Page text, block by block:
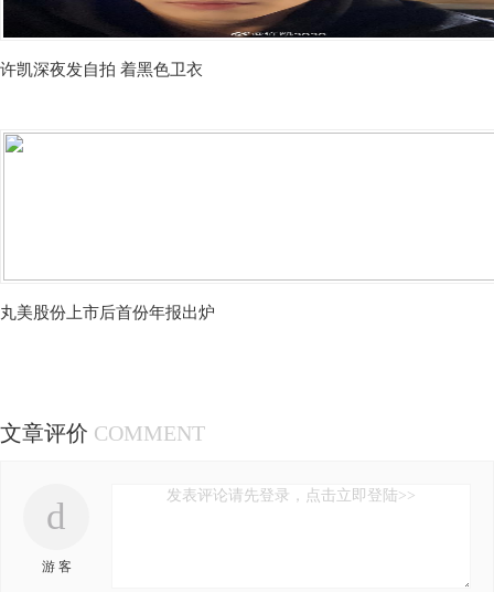
许凯深夜发自拍 着黑色卫衣
丸美股份上市后首份年报出炉
文章评价 COMMENT
d
游 客
发表评论请先登录，点击立即登陆>>